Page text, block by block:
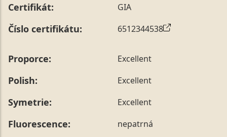
Certifikát: GIA
Číslo certifikátu: 6512344538
Proporce: Excellent
Polish: Excellent
Symetrie: Excellent
Fluorescence: nepatrná